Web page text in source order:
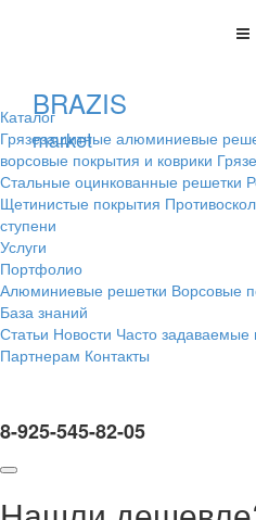
BRAZIS
market
Каталог
Грязезащитные алюминиевые
ворсовые покрытия и коврики
Стальные оцинкованные решетки
Щетинистые покрытия
ступени
Услуги
Портфолио
Алюминиевые решетки Ворсовые
База знаний
Статьи Новости Часто задаваемые
Партнерам Контакты
8-925-545-82-05